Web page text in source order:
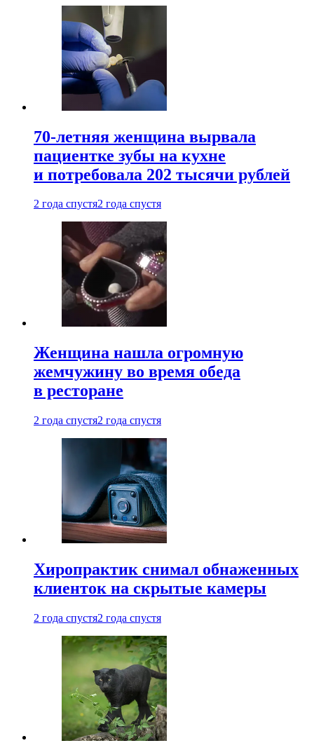
70-летняя женщина вырвала
пациентке зубы на кухне
и потребовала 202 тысячи рублей
2 года спустя2 года спустя
Женщина нашла огромную
жемчужину во время обеда
в ресторане
2 года спустя2 года спустя
Хиропрактик снимал обнаженных
клиенток на скрытые камеры
2 года спустя2 года спустя